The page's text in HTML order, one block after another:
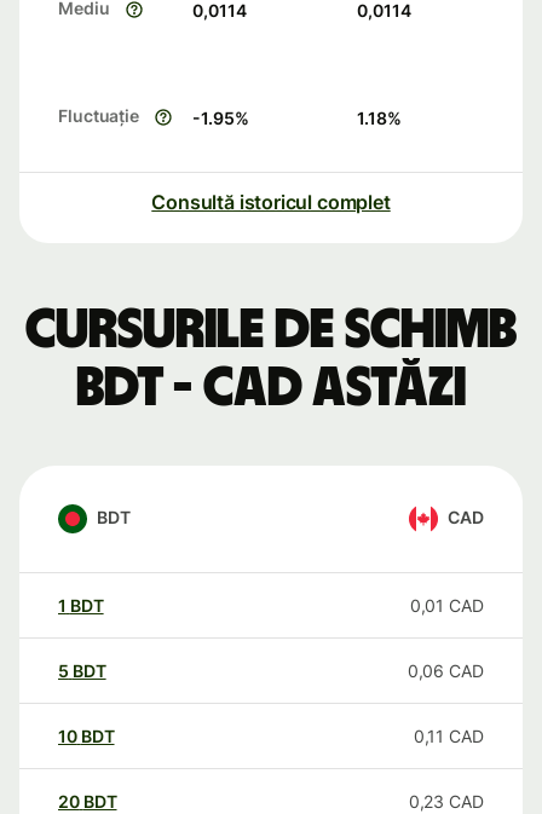
Mediu 0,0114 0,0114
Fluctuație -1.95% 1.18%
Consultă istoricul complet
Cursurile de schimb
BDT - CAD astăzi
BDT CAD
1 BDT 0,01 CAD
5 BDT 0,06 CAD
10 BDT 0,11 CAD
20 BDT 0,23 CAD